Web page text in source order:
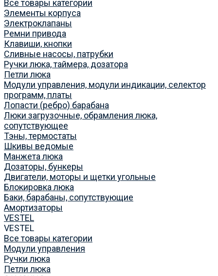
Все товары категории
Элементы корпуса
Электроклапаны
Ремни привода
Клавиши, кнопки
Сливные насосы, патрубки
Ручки люка, таймера, дозатора
Петли люка
Модули управления, модули индикации, селектор
программ, платы
Лопасти (ребро) барабана
Люки загрузочные, обрамления люка,
сопутствующее
Тэны, термостаты
Шкивы ведомые
Манжета люка
Дозаторы, бункеры
Двигатели, моторы и щетки угольные
Блокировка люка
Баки, барабаны, сопутствующие
Амортизаторы
VESTEL
VESTEL
Все товары категории
Модули управления
Ручки люка
Петли люка